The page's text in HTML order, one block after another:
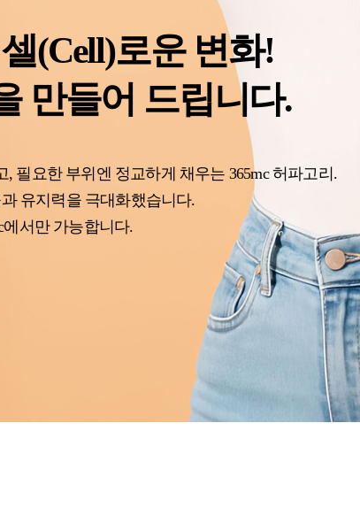
(Cell)로운 변화!
만들어 드립니다.
필요한 부위엔 정교하게 채우는 365mc 허파고리.
유지력을 극대화했습니다.
서만 가능합니다.